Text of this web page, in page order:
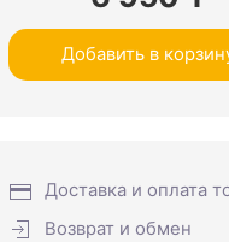
Добавить в
Доставка и оплата
Возврат и обмен